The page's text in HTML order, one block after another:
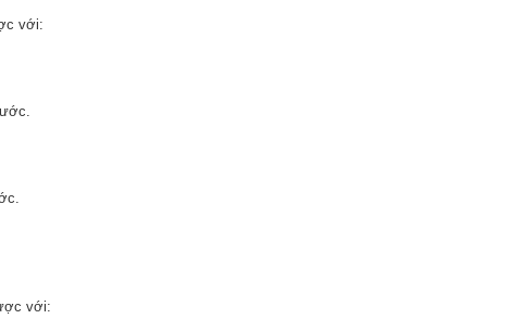
với:
với: